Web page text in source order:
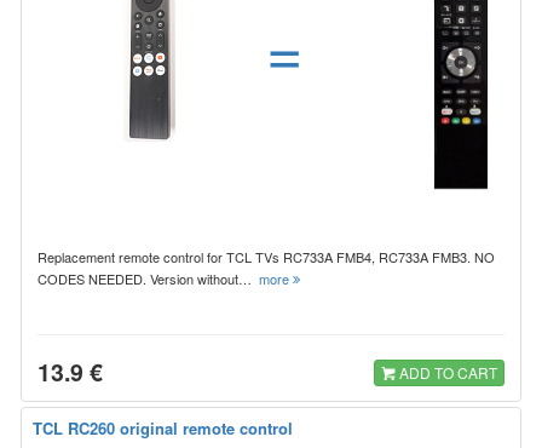
=
Replacement remote control for TCL TVs RC733A FMB4, RC733A FMB3. NO
CODES NEEDED. Version without… more
13.9 € ADD TO CART
TCL RC260 original remote control